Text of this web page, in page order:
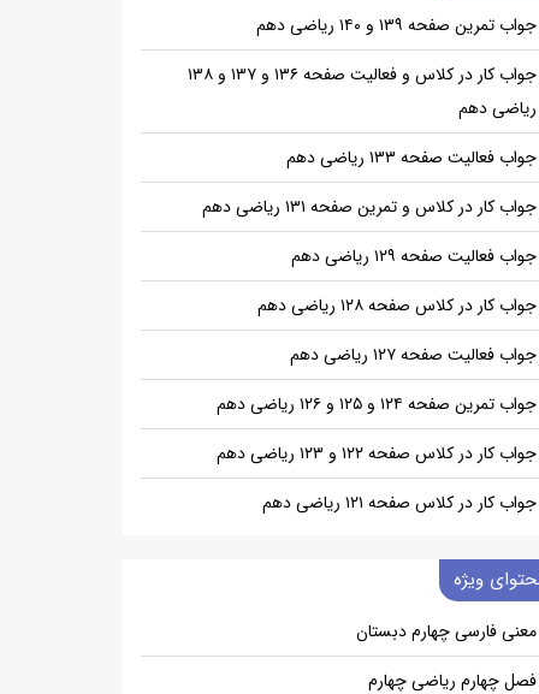
جواب تمرین صفحه ۱۳۹ و ۱۴۰ ریاضی دهم
جواب کار در کلاس و فعالیت صفحه ۱۳۶ و ۱۳۷ و ۱۳۸
ریاضی دهم
جواب فعالیت صفحه ۱۳۳ ریاضی دهم
جواب کار در کلاس و تمرین صفحه ۱۳۱ ریاضی دهم
جواب فعالیت صفحه ۱۲۹ ریاضی دهم
جواب کار در کلاس صفحه ۱۲۸ ریاضی دهم
جواب فعالیت صفحه ۱۲۷ ریاضی دهم
جواب تمرین صفحه ۱۲۴ و ۱۲۵ و ۱۲۶ ریاضی دهم
جواب کار در کلاس صفحه ۱۲۲ و ۱۲۳ ریاضی دهم
جواب کار در کلاس صفحه ۱۲۱ ریاضی دهم
ویژه
معنی فارسی چهارم دبستان
فصل چهارم ریاضی چهارم